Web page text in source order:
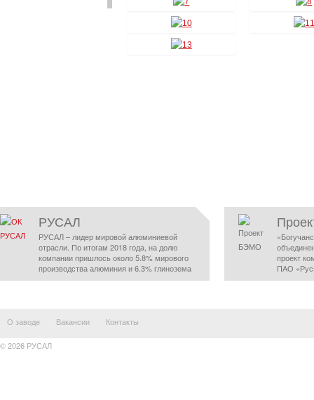
РУСАЛ
РУСАЛ – лидер мировой алюминиевой
отрасли. По итогам 2018 года, на долю
компании пришлось около 5.8% мирового
производства алюминия и 6.3% глинозема
проект
ПАО
О заводе Вакансии Контакты
© 2026 РУСАЛ